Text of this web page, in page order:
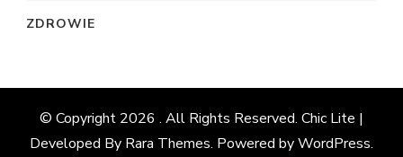
ZDROWIE
© Copyright 2026 . All Rights Reserved. Chic Lite |
Developed By Rara Themes. Powered byWordPress.